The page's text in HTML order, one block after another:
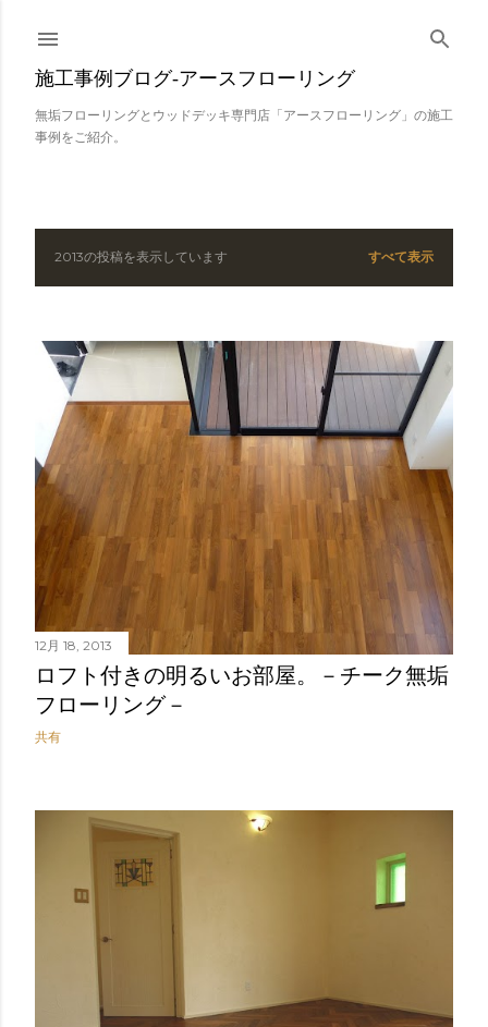
スキップしてメイン コンテンツに移動
施工事例ブログ‐アースフローリング
無垢フローリングとウッドデッキ専門店「アースフローリング」の施工
事例をご紹介。
投2013の投稿を表示しています すべて表示
12月 18, 2013
ロフト付きの明るいお部屋。－チーク無垢
フローリング－
共有